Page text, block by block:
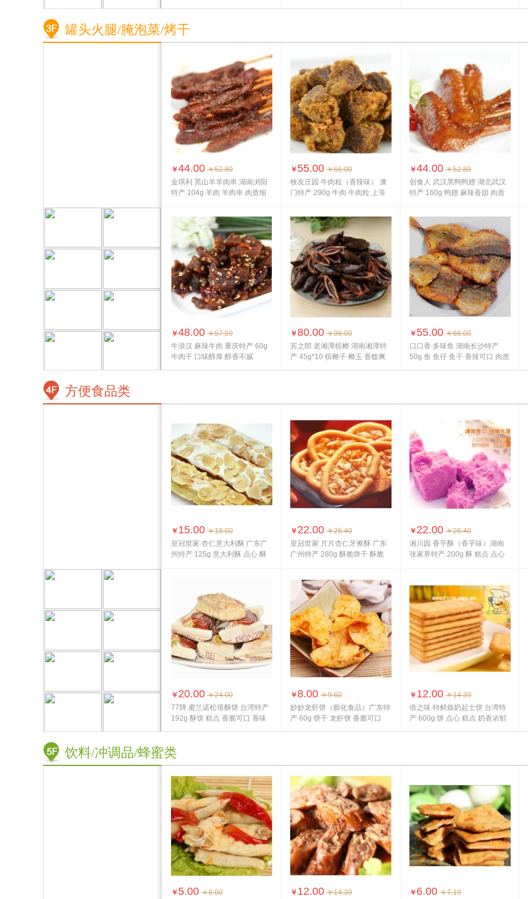
罐头火腿/腌泡菜/烤干
￥44.00 ￥52.80
金琪利 黑山羊羊肉串 湖南浏阳
特产 104g 羊肉 羊肉串 肉质细
￥ 55.00 ￥66.00
牧友庄园 牛肉粒（香辣味） 澳
门特产 290g 牛肉 牛肉粒 上等
￥44.00 ￥52.80
创食人 武汉黑鸭鸭翅 湖北武汉
特产 160g 鸭翅 麻辣香甜 肉质
￥48.00 ￥57.59
牛浪汉 麻辣牛肉 重庆特产 60g
牛肉干 口味醇厚 醇香不腻
￥80.00 ￥96.00
宾之郎 老湘潭槟榔 湖南湘潭特
产 45g*10 槟榔子 榔玉 香馥爽
￥ 55.00 ￥66.00
口口香 多味鱼 湖南长沙特产
50g 鱼 鱼仔 鱼干 香辣可口 肉质
方便食品类
￥ 15.00 ￥18.00
皇冠世家 杏仁意大利酥 广东广
州特产 125g 意大利酥 点心 酥
￥ 22.00 ￥26.40
皇冠世家 片片杏仁牙擦酥 广东
广州特产 280g 酥脆饼干 酥脆
￥ 22.00 ￥26.40
湘川园 香芋酥（香芋味）湖南
张家界特产 200g 酥 糕点 点心
￥ 20.00 ￥24.00
77牌 蜜兰诺松塔酥饼 台湾特产
192g 酥饼 糕点 香脆可口 香味
￥8.00 ￥9.60
妙妙龙虾饼（膨化食品）广东特
产 60g 饼干 龙虾饼 香脆可口
￥ 12.00 ￥14.39
倍之味 特鲜炼奶起士饼 台湾特
产 600g 饼 点心 糕点 奶香浓郁
饮料/冲调品/蜂蜜类
￥ 5.00 ￥6.00 ￥ 12.00 ￥14.39 ￥ 6.00 ￥7.19